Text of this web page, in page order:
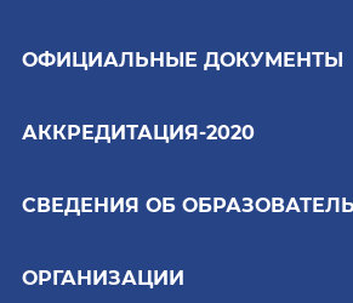
ОФИЦИАЛЬНЫЕ ДОКУМЕНТЫ
АККРЕДИТАЦИЯ-2020
СВЕДЕНИЯ ОБ
ОРГАНИЗАЦИИ